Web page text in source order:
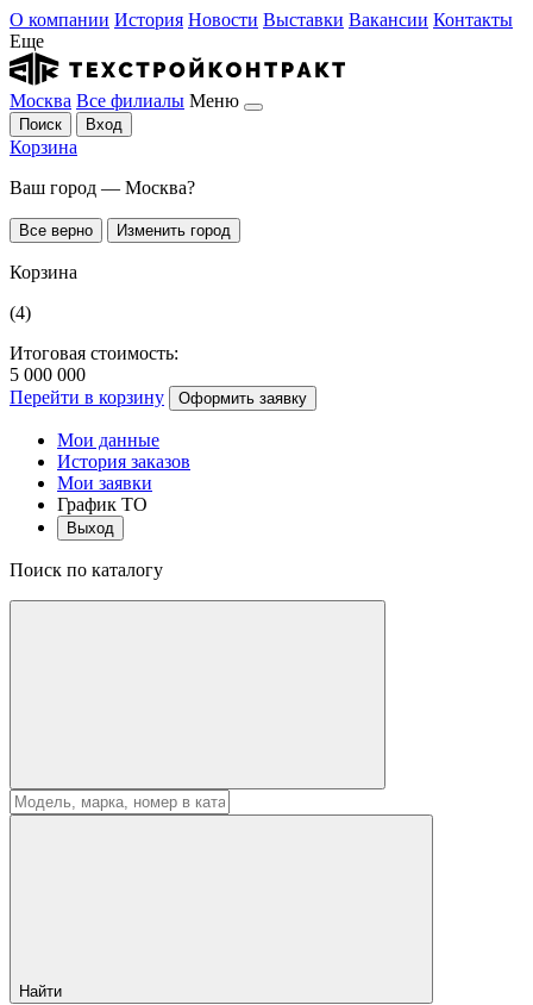
О компании История Новости Выставки Вакансии Контакты
Еще
Москва Все филиалы Меню
Поиск Вход
Корзина
Ваш город — Москва?
Все верно Изменить город
Корзина
(4)
Итоговая стоимость:
5 000 000
Перейти в корзину
Оформить заявку
Мои данные
История заказов
Мои заявки
График ТО
Выход
Поиск по каталогу
Найти